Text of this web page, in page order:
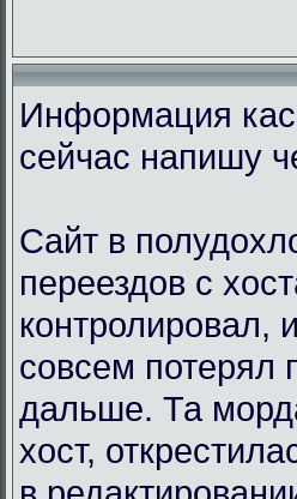
Информация
сейчас напишу
Сайт в
переездов с
контролировал,
совсем потерял
дальше. Та
хост,